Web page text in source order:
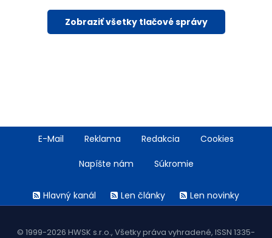
Zobraziť všetky tlačové správy
FooterE-Mail Reklama Redakcia Cookies
Napíšte nám Súkromie
menuHlavný kanál Len články Len novinky
© 1999-2026 HWSK s.r.o., Všetky práva vyhradené, ISSN 1335-